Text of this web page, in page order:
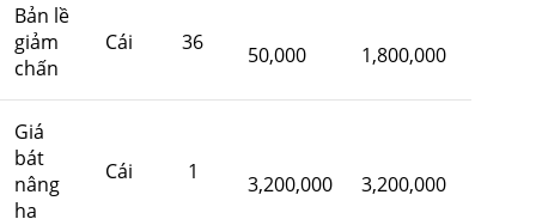
Bản lề
giảm
chấn
Cái 36 50,000 1,800,000
Giá
bát
nâng
hạ
Cái 1 3,200,000 3,200,000